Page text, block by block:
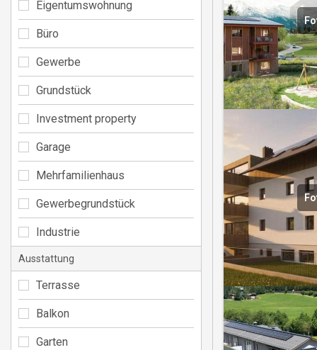
Eigentumswohnung
Büro
Gewerbe
Grundstück
Investment property
Garage
Mehrfamilienhaus
Gewerbegrundstück
Industrie
Ausstattung
Terrasse
Balkon
Garten